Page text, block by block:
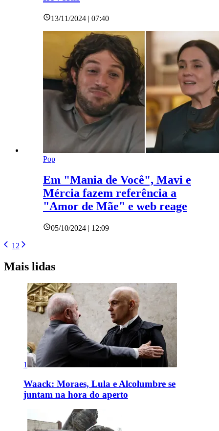
13/11/2024 | 07:40
Pop
Em "Mania de Você", Mavi e
Mércia fazem referência a
"Amor de Mãe" e web reage
05/10/2024 | 12:09
1 2
Mais lidas
1
Waack: Moraes, Lula e Alcolumbre se
juntam na hora do aperto